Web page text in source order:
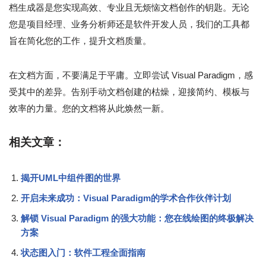
档生成器是您实现高效、专业且无烦恼文档创作的钥匙。无论
您是项目经理、业务分析师还是软件开发人员，我们的工具都
旨在简化您的工作，提升文档质量。
在文档方面，不要满足于平庸。立即尝试 Visual Paradigm，感
受其中的差异。告别手动文档创建的枯燥，迎接简约、模板与
效率的力量。您的文档将从此焕然一新。
相关文章：
揭开UML中组件图的世界
开启未来成功：Visual Paradigm的学术合作伙伴计划
解锁 Visual Paradigm 的强大功能：您在线绘图的终极解决
方案
状态图入门：软件工程全面指南